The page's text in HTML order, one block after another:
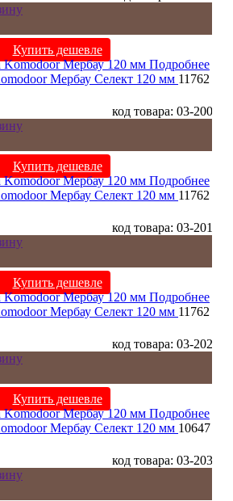
Купить дешевле
Подробнее
Мербау Селект 120 мм 11762
код товара: 03-200
Купить дешевле
Подробнее
Мербау Селект 120 мм 11762
код товара: 03-201
Купить дешевле
Подробнее
Мербау Селект 120 мм 11762
код товара: 03-202
Купить дешевле
Подробнее
Мербау Селект 120 мм 10647
код товара: 03-203